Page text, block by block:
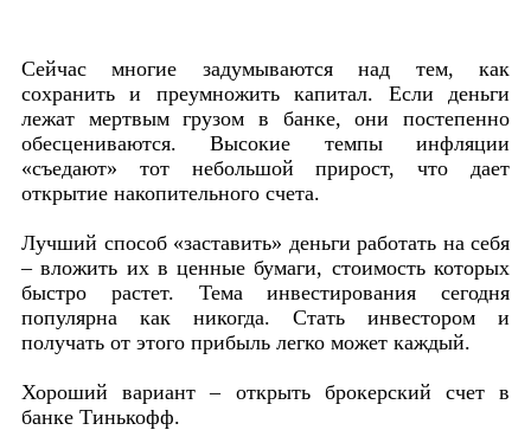
Сейчас многие задумываются над тем, как
сохранить и преумножить капитал. Если деньги
лежат мертвым грузом в банке, они постепенно
обесцениваются. Высокие темпы инфляции
«съедают» тот небольшой прирост, что дает
открытие накопительного счета.
Лучший способ «заставить» деньги работать на себя
– вложить их в ценные бумаги, стоимость которых
быстро растет. Тема инвестирования сегодня
популярна как никогда. Стать инвестором и
получать от этого прибыль легко может каждый.
Хороший вариант – открыть брокерский счет в
банке Тинькофф.